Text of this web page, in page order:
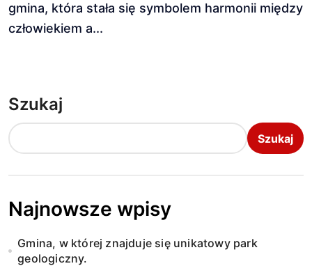
gmina, która stała się symbolem harmonii między
człowiekiem a...
Szukaj
Szukaj
Najnowsze wpisy
Gmina, w której znajduje się unikatowy park
geologiczny.